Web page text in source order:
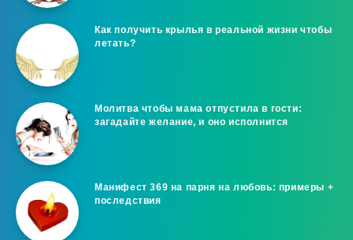
Как получить крылья в реальной жизни чтобы
летать?
Молитва чтобы мама отпустила в гости:
загадайте желание, и оно исполнится
Манифест 369 на парня на любовь: примеры +
последствия